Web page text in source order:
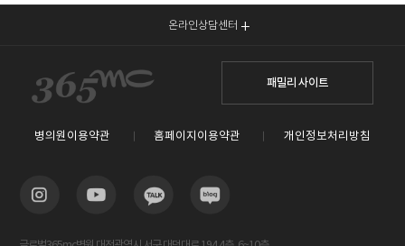
온라인상담센터
패밀리 사이트
병의원이용약관 홈페이지이용약관 개인정보처리방침